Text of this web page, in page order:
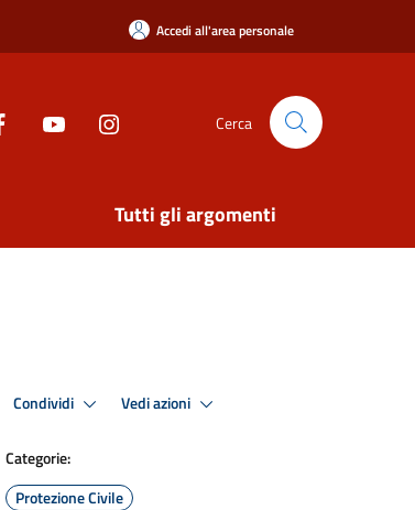
Accedi all'area personale
Cerca
Tutti gli argomenti
Condividi Vedi azioni
Categorie:
Protezione Civile